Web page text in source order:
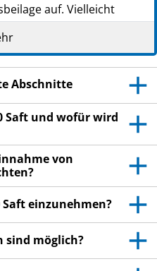
auf. Vielleicht
nochmals lesen.
haben, wenden Sie sich
Ihnen persönlich (oder
Geben Sie es nicht an
Menschen
die gleichen
Sie.
bemerken, wenden Sie
Dies gilt auch
sind. Siehe Abschnitt
Abschnitte
Saft und wofür wird
von
Saft einzunehmen?
sind möglich?